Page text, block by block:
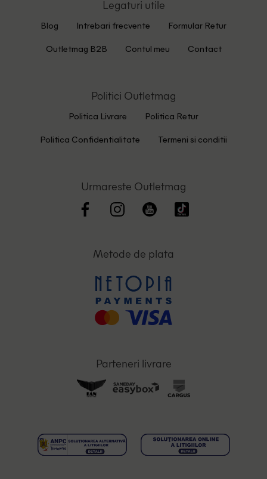
Legaturi utile
Blog Intrebari frecvente Formular Retur
Outletmag B2B Contul meu Contact
Politici Outletmag
Politica Livrare Politica Retur
Politica Confidentialitate Termeni si conditii
Urmareste Outletmag
Metode de plata
Parteneri livrare